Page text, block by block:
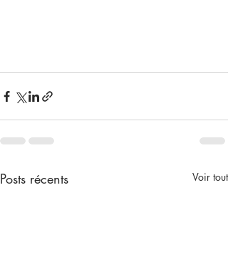
Posts récents Voir tout